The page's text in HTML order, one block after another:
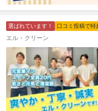
選ばれています！ 口コミ投稿で特
エル・クリーン